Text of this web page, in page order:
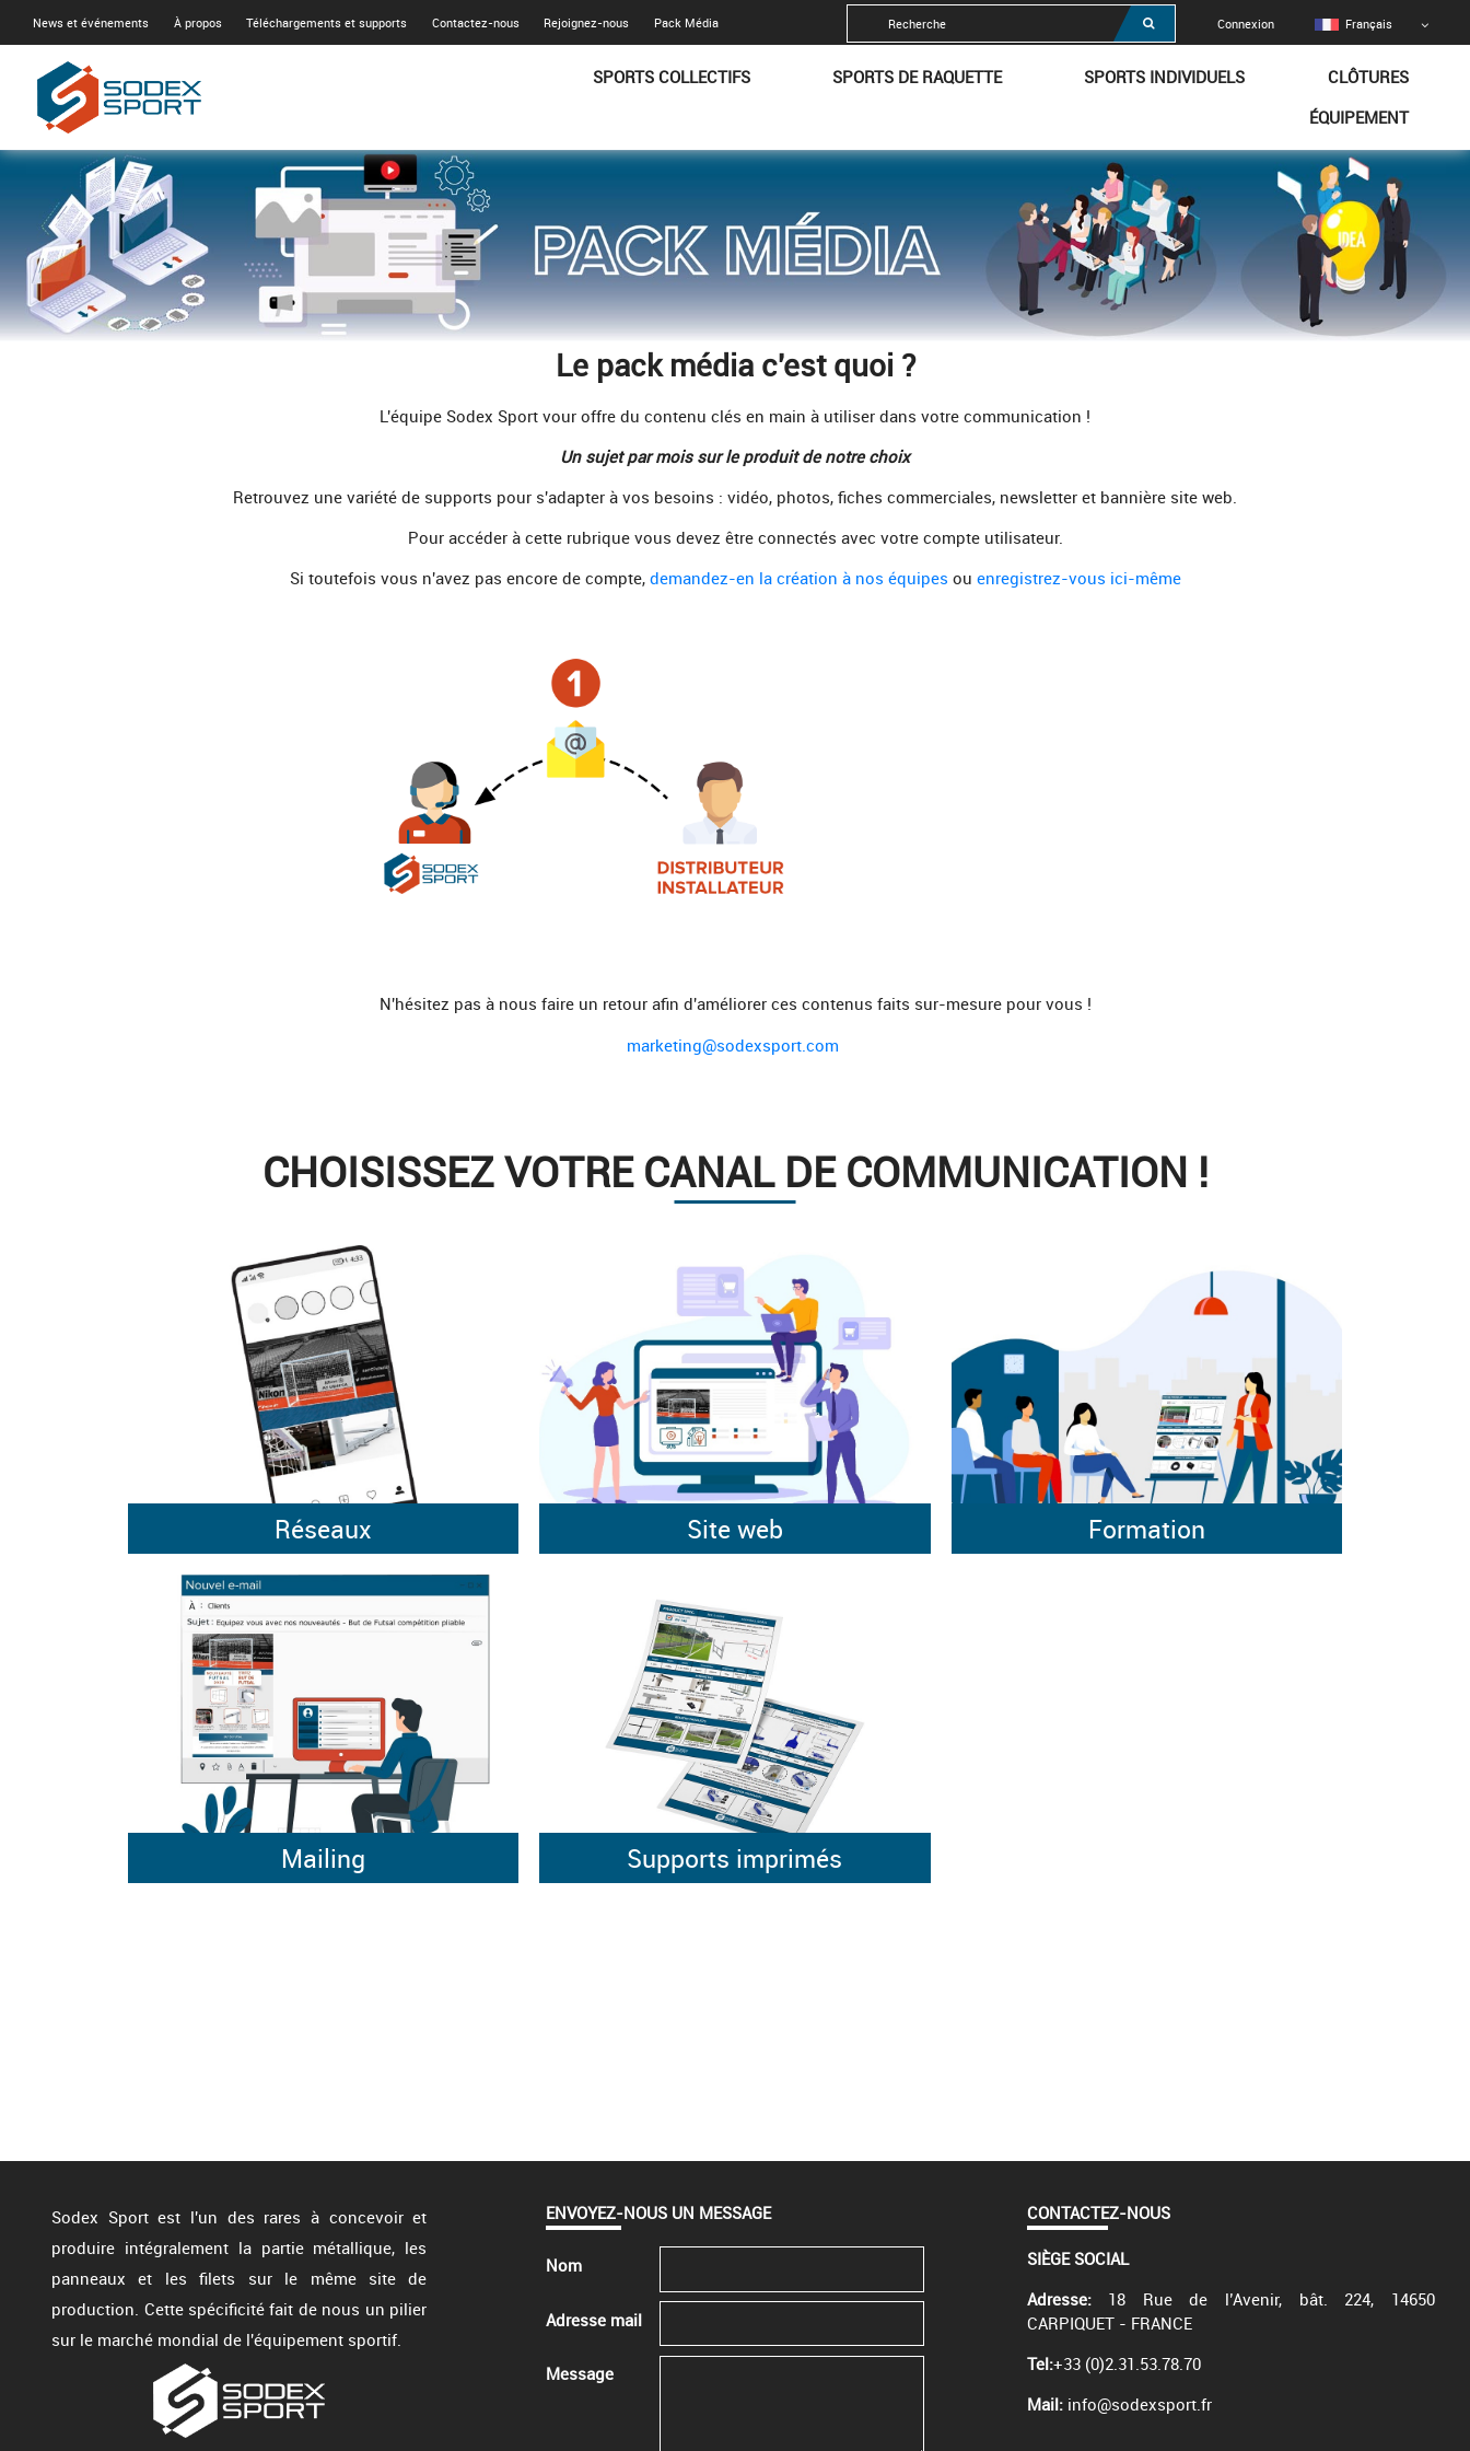
News et événements À propos Téléchargements et supports Contactez-nous Rejoignez-nous Pack Média Connexion Français
SPORTS COLLECTIFS SPORTS DE RAQUETTE SPORTS INDIVIDUELS
CLÔTURES
ÉQUIPEMENT
Le pack média c'est quoi ?
L'équipe Sodex Sport vour offre du contenu clés en main à utiliser dans votre communication !
Un sujet par mois sur le produit de notre choix
Retrouvez une variété de supports pour s'adapter à vos besoins : vidéo, photos, fiches commerciales, newsletter et bannière site web.
Pour accéder à cette rubrique vous devez être connectés avec votre compte utilisateur.
Si toutefois vous n'avez pas encore de compte, demandez-en la création à nos équipes ou enregistrez-vous ici-même
N'hésitez pas à nous faire un retour afin d'améliorer ces contenus faits sur-mesure pour vous !
marketing@sodexsport.com
CHOISISSEZ VOTRE CANAL DE COMMUNICATION !
Réseaux Site web Formation
Mailing Supports imprimés
Sodex Sport est l'un des rares à concevoir et
produire intégralement la partie métallique, les
panneaux et les filets sur le même site de
production. Cette spécificité fait de nous un pilier
sur le marché mondial de l'équipement sportif.
ENVOYEZ-NOUS UN MESSAGE
Nom
Adresse mail
Message
CONTACTEZ-NOUS
SIÈGE SOCIAL
Adresse:18 Rue de l’Avenir, bât. 224, 14650
CARPIQUET - FRANCE
Tel:+33 (0)2.31.53.78.70
Mail: info@sodexsport.fr